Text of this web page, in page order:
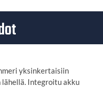
yksinkertaisiin
Integroitu akku